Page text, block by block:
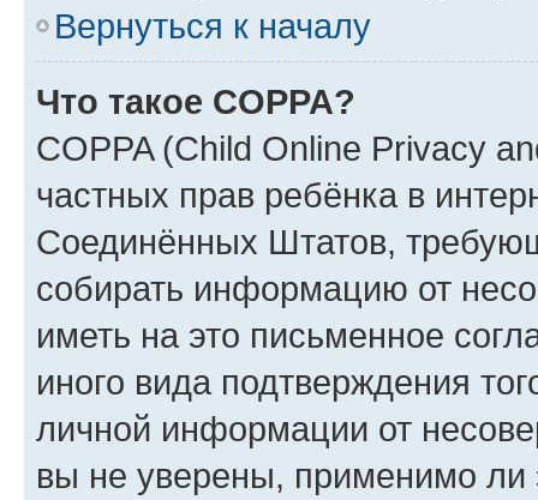
Вернуться к началу
Что такое COPPA?
COPPA (Child Online Privacy
частных прав ребёнка в
Соединённых Штатов,
собирать информацию от
иметь на это письменное
иного вида подтверждения
личной информации от
вы не уверены, применимо ли